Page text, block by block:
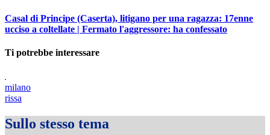
Casal di Principe (Caserta), litigano per una ragazza: 17enne
ucciso a coltellate | Fermato l'aggressore: ha confessato
Ti potrebbe interessare
milano
rissa
Sullo stesso tema